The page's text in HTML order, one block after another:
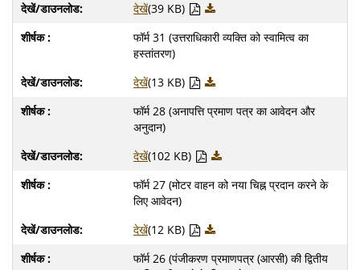
देखें(39 KB)
फॉर्म 31 (उत्तराधिकारी व्यक्ति को स्वामित्व का
हस्तांतरण)
देखें(13 KB)
फॉर्म 28 (अनापत्ति प्रमाण पत्र का आवेदन और
अनुदान)
देखें(102 KB)
फॉर्म 27 (मोटर वाहन को नया चिह्न प्रदान करने के
लिए आवेदन)
देखें(12 KB)
फॉर्म 26 (पंजीकरण प्रमाणपत्र (आरसी) की द्वितीय